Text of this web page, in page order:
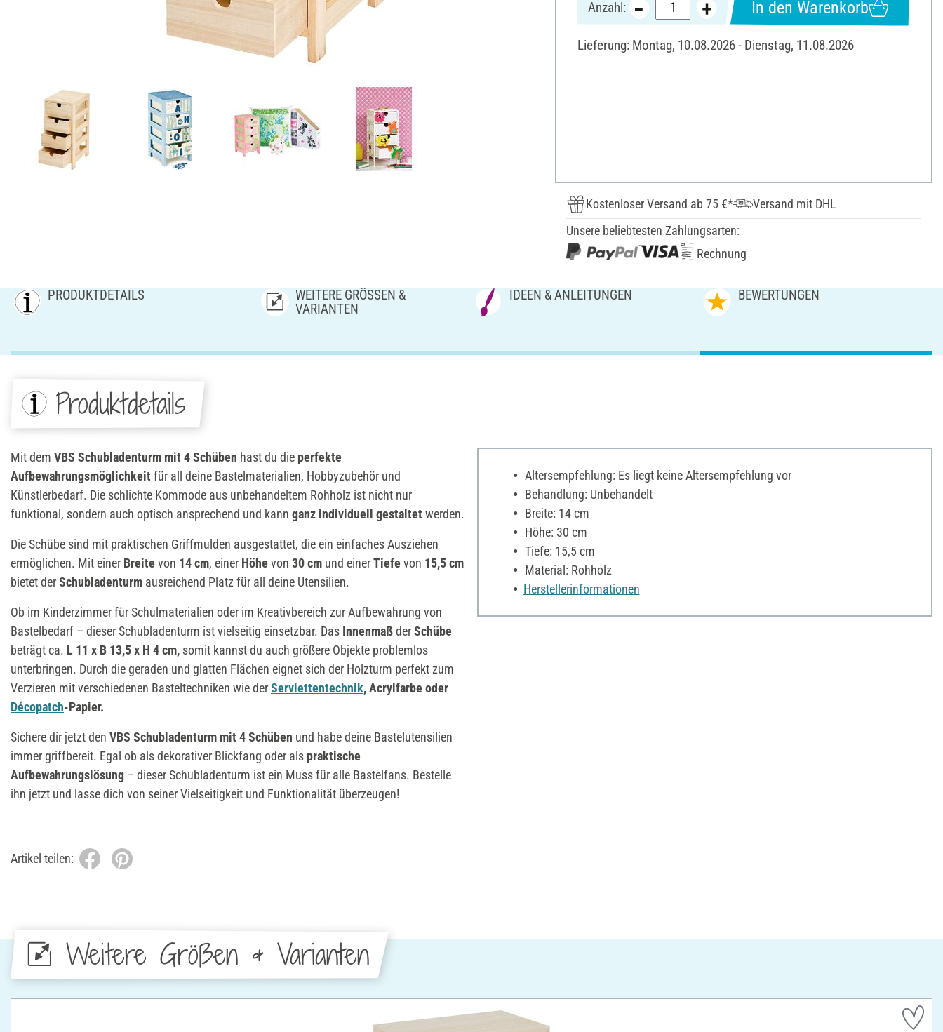
Anzahl: In den Warenkorb
Lieferung: Montag, 10.08.2026 - Dienstag, 11.08.2026
Kostenloser Versand ab 75 €*
Versand mit DHL
Unsere beliebtesten Zahlungsarten:
Rechnung
PRODUKTDETAILS
WEITERE GRÖSSEN & V
ARIANTEN
IDEEN & ANLEITUNGEN BEWERTUNGEN
Produktdetails
Mit dem VBS Schubladenturm mit 4 Schüben hast du die perfekte
Aufbewahrungsmöglichkeit für all deine Bastelmaterialien, Hobbyzubehör und
Künstlerbedarf. Die schlichte Kommode aus unbehandeltem Rohholz ist nicht nur
funktional, sondern auch optisch ansprechend und kann ganz individuell gestaltet werden.
Die Schübe sind mit praktischen Griffmulden ausgestattet, die ein einfaches Ausziehen
ermöglichen. Mit einer Breite von 14 cm, einer Höhe von 30 cm und einerTiefe von 15,5 cm
bietet derSchubladenturm ausreichend Platz für all deine Utensilien.
Ob im Kinderzimmer für Schulmaterialien oder im Kreativbereich zur Aufbewahrung von
Bastelbedarf – dieser Schubladenturm ist vielseitig einsetzbar. Das InnenmaßderSchübe
beträgt ca. L 11 x B 13,5 x H 4 cm, somit kannst du auch größere Objekte problemlos
unterbringen. Durch die geraden und glatten Flächen eignet sich der Holzturm perfekt zum
Verzieren mit verschiedenen Basteltechniken wie derServiettentechnik, Acrylfarbe oder
Décopatch-Papier.
Sichere dir jetzt den VBS Schubladenturm mit 4 Schüben und habe deine Bastelutensilien
immer griffbereit. Egal ob als dekorativer Blickfang oder als praktische
Aufbewahrungslösung – dieser Schubladenturm ist ein Muss für alle Bastelfans. Bestelle
ihn jetzt und lasse dich von seiner Vielseitigkeit und Funktionalität überzeugen!
Altersempfehlung: Es liegt keine Altersempfehlung vor
Behandlung: Unbehandelt
Breite: 14 cm
Höhe: 30 cm
Tiefe: 15,5 cm
Material: Rohholz
Herstellerinformationen
Artikel teilen:
Weitere Größen & Varianten